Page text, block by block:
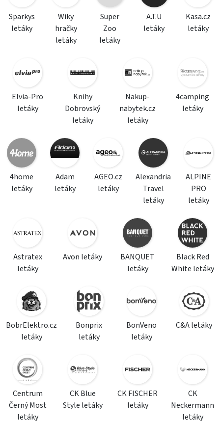
Sparkys
letáky
Wiky
hračky
letáky
Super
Zoo
letáky
A.T.U
letáky
Kasa.cz
letáky
Elvia-Pro
letáky
Knihy
Dobrovský
letáky
Nakup-
nabytek.cz
letáky
4camping
letáky
4home
letáky
Adam
letáky
AGEO.cz
letáky
Alexandria
Travel
letáky
ALPINE
PRO
letáky
Astratex
letáky
Avon letáky
BANQUET
letáky
Black Red
White letáky
BobrElektro.cz
letáky
Bonprix
letáky
BonVeno
letáky
C&A letáky
Centrum
Černý Most
letáky
CK Blue
Style letáky
CK FISCHER
letáky
CK
Neckermann
letáky